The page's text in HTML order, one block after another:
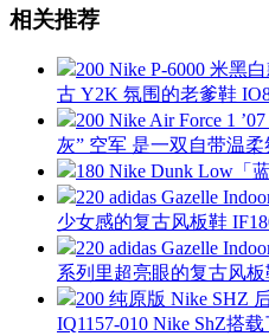
相关推荐
200 Nike P-6000 米黑
古 Y2K 氛围的老爹鞋
200 Nike Air Force 1
灰” 空军 是一双自带温
180 Nike Dunk Low「
220 adidas Gazelle
少女感的复古风板鞋
220 adidas Gazelle
系列里超亮眼的复古风板
200 纯原版 Nike SHZ
IQ1157-010 Nike ShZ搭